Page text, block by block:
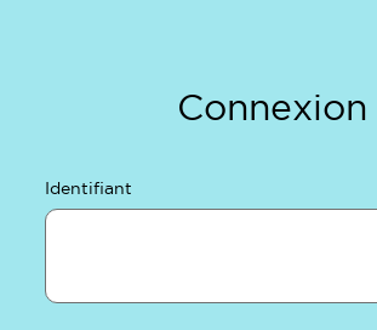
Connexion
Identifiant